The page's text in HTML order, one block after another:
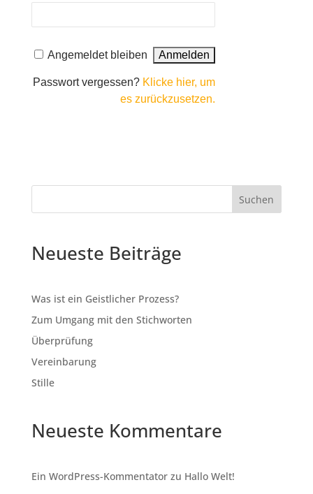
t
e
Angemeldet bleiben
Passwort vergessen? Klicke hier, um
es zurückzusetzen.
Suchen
Neueste Beiträge
Was ist ein Geistlicher Prozess?
Zum Umgang mit den Stichworten
Überprüfung
Vereinbarung
Stille
Neueste Kommentare
Ein WordPress-Kommentatorzu Hallo Welt!